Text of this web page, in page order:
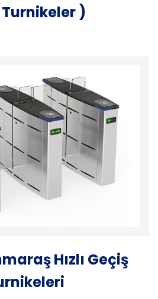
Turnikeler )
Hızlı Geçiş